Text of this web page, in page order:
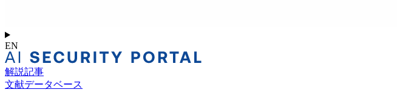
EN
解説記事
文献データベース